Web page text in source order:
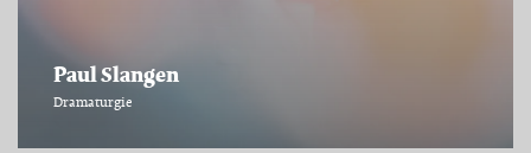
Paul Slangen
Dramaturgie